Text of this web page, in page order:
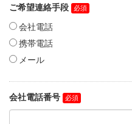
ご希望連絡手段
会社電話
携帯電話
メール
会社電話番号